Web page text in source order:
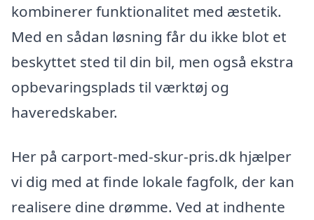
kombinerer funktionalitet med æstetik.
Med en sådan løsning får du ikke blot et
beskyttet sted til din bil, men også ekstra
opbevaringsplads til værktøj og
haveredskaber.
Her på carport-med-skur-pris.dk hjælper
vi dig med at finde lokale fagfolk, der kan
realisere dine drømme. Ved at indhente